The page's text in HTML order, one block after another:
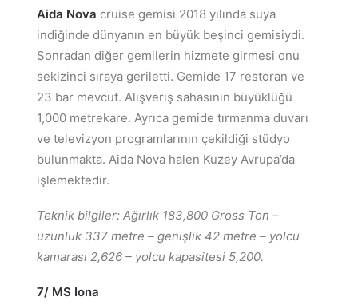
Aida Nova cruise gemisi 2018 yılında suya
indiğinde dünyanın en büyük beşinci gemisiydi.
Sonradan diğer gemilerin hizmete girmesi onu
sekizinci sıraya geriletti. Gemide 17 restoran ve
23 bar mevcut. Alışveriş sahasının büyüklüğü
1,000 metrekare. Ayrıca gemide tırmanma duvarı
ve televizyon programlarının çekildiği stüdyo
bulunmakta. Aida Nova halen Kuzey Avrupa’da
işlemektedir.
Teknik bilgiler: Ağırlık 183,800 Gross Ton –
uzunluk 337 metre – genişlik 42 metre – yolcu
kamarası 2,626 – yolcu kapasitesi 5,200.
7/ MS Iona